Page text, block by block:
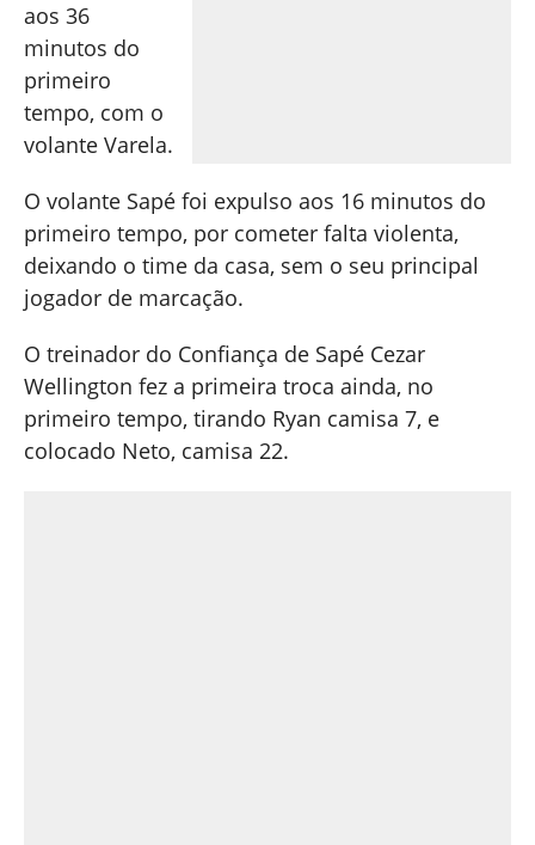
aos 36
minutos do
primeiro
tempo, com o
volante Varela.
O volante Sapé foi expulso aos 16 minutos do
primeiro tempo, por cometer falta violenta,
deixando o time da casa, sem o seu principal
jogador de marcação.
O treinador do Confiança de Sapé Cezar
Wellington fez a primeira troca ainda, no
primeiro tempo, tirando Ryan camisa 7, e
colocado Neto, camisa 22.